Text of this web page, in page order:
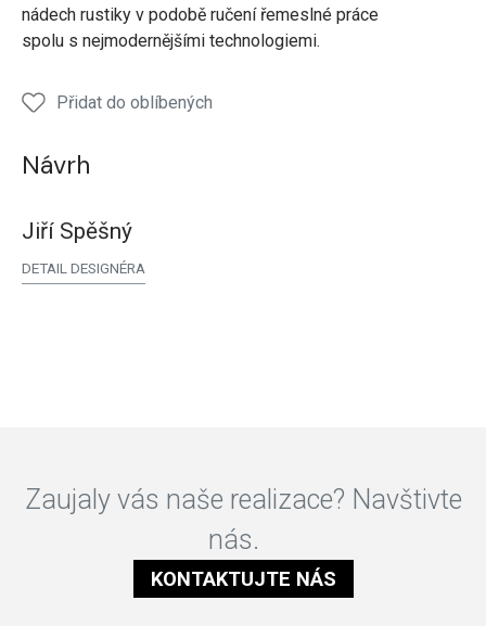
nádech rustiky v podobě ručení řemeslné práce
spolu s nejmodernějšími technologiemi.
Přidat do oblíbených
Návrh
Jiří Spěšný
DETAIL DESIGNÉRA
Zaujaly vás naše realizace? Navštivte
nás.
KONTAKTUJTE NÁS